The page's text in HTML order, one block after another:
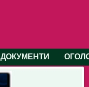
ДОКУМЕНТИ